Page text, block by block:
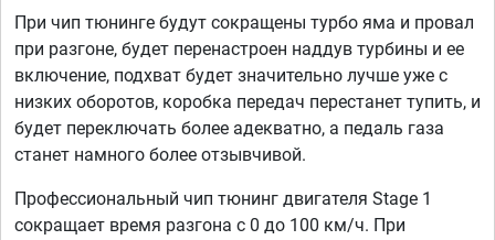
При чип тюнинге будут сокращены турбо яма и провал
при разгоне, будет перенастроен наддув турбины и ее
включение, подхват будет значительно лучше уже с
низких оборотов, коробка передач перестанет тупить, и
будет переключать более адекватно, а педаль газа
станет намного более отзывчивой.
Профессиональный чип тюнинг двигателя Stage 1
сокращает время разгона с 0 до 100 км/ч. При